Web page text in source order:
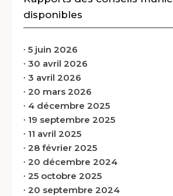
disponibles
∙ 5 juin 2026
∙ 30 avril 2026
∙ 3 avril 2026
∙ 20 mars 2026
∙ 4 décembre 2025
∙ 19 septembre 2025
∙ 11 avril 2025
∙ 28 février 2025
∙ 20 décembre 2024
∙ 25 octobre 2025
∙ 20 septembre 2024